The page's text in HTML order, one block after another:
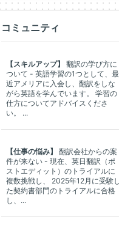
コミュニティ
【スキルアップ】
翻訳の学び方に
ついて - 英語学習の1つとして、最
近アメリアに入会し、翻訳をしな
がら英語を学んでいます。 学習の
仕方についてアドバイスくださ
い。 ...
【仕事の悩み】
翻訳会社からの案
件が来ない - 現在、英日翻訳（ポ
ストエディット）のトライアルに
複数挑戦し、 2025年12月に受験
た契約書部門のトライアルに合格
し、...